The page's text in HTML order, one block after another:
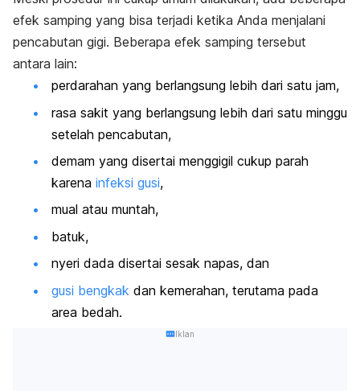
efek samping yang bisa terjadi ketika Anda menjalani
pencabutan gigi. Beberapa efek samping tersebut
antara lain:
perdarahan yang berlangsung lebih dari satu jam,
rasa sakit yang berlangsung lebih dari satu minggu
setelah pencabutan,
demam yang disertai menggigil cukup parah
karena infeksi gusi,
mual atau muntah,
batuk,
nyeri dada disertai sesak napas, dan
gusi bengkak dan kemerahan, terutama pada
area bedah.
Iklan